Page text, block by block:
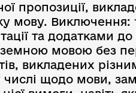
пропозиції,
мову. Виключення:
та додатками до
мовою без
викладених
числі щодо мови,